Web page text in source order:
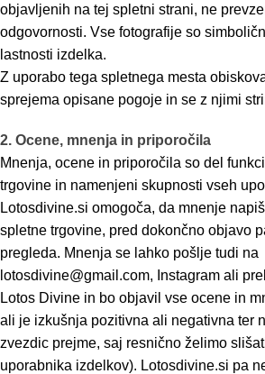
objavljenih na tej spletni strani, ne
odgovornosti. Vse fotografije so
lastnosti izdelka.
Z uporabo tega spletnega mesta
sprejema opisane pogoje in se z njimi
2. Ocene, mnenja in priporočila
Mnenja, ocene in priporočila so del
trgovine in namenjeni skupnosti vseh
Lotosdivine.si omogoča, da mnenje
spletne trgovine, pred dokončno objavo
pregleda. Mnenja se lahko pošlje tudi na
lotosdivine@gmail.com, Instagram ali
Lotos Divine in bo objavil vse ocene in
ali je izkušnja pozitivna ali negativna ter
zvezdic prejme, saj resnično želimo
uporabnika izdelkov). Lotosdivine.si pa